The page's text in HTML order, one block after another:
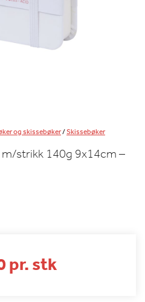
og skissebøker/Skissebøker
strikk 140g 9x14cm –
pr. stk